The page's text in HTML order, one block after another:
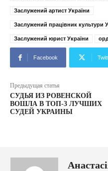
Заслужений артист України
Заслужений працівник культури
Заслужений юрист України
Facebook
Предыдущая статья
СУДЬЯ ИЗ РОВЕНСКОЙ
ВОШЛА В ТОП-3 ЛУЧШИХ
СУДЕЙ УКРАИНЫ